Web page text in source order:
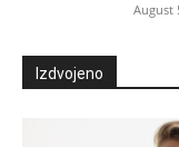
August
Izdvojeno